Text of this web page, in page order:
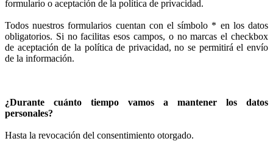
formulario o aceptación de la política de privacidad.
Todos nuestros formularios cuentan con el símbolo * en los datos
obligatorios. Si no facilitas esos campos, o no marcas el checkbox
de aceptación de la política de privacidad, no se permitirá el envío
de la información.
¿Durante cuánto tiempo vamos a mantener los datos
personales?
Hasta la revocación del consentimiento otorgado.